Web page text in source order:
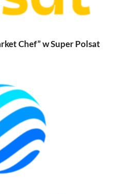
Chef” w Super Polsat